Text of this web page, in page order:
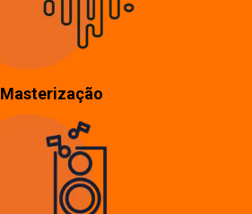
Masterização